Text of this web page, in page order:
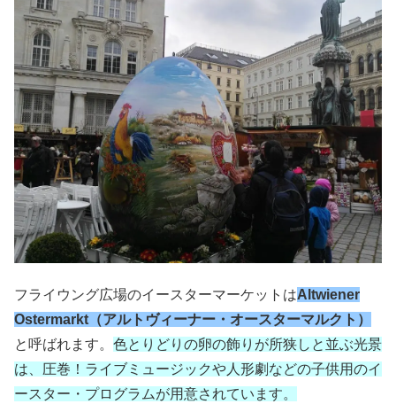
フライウング広場のイースターマーケットはAltwiener
Ostermarkt（アルトヴィーナー・オースターマルクト）
と呼ばれます。 色とりどりの卵の飾りが所狭しと並ぶ光景
は、圧巻！ライブミュージックや人形劇などの子供用のイ
ースター・プログラムが用意されています。